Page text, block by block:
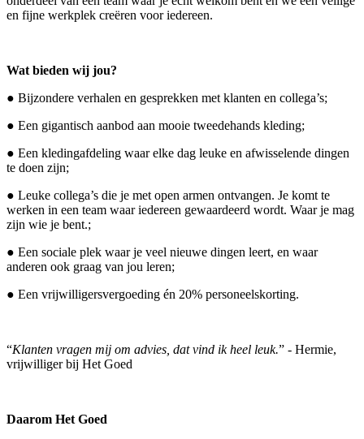
en fijne werkplek creëren voor iedereen.
Wat bieden wij jou?
● Bijzondere verhalen en gesprekken met klanten en collega’s;
● Een gigantisch aanbod aan mooie tweedehands kleding;
● Een kledingafdeling waar elke dag leuke en afwisselende dingen
te doen zijn;
● Leuke collega’s die je met open armen ontvangen. Je komt te
werken in een team waar iedereen gewaardeerd wordt. Waar je mag
zijn wie je bent.;
● Een sociale plek waar je veel nieuwe dingen leert, en waar
anderen ook graag van jou leren;
● Een vrijwilligersvergoeding én 20% personeelskorting.
“Klanten vragen mij om advies, dat vind ik heel leuk.” - Hermie,
vrijwilliger bij Het Goed
Daarom Het Goed